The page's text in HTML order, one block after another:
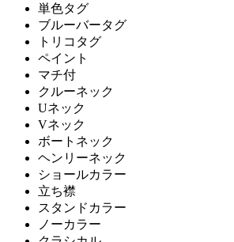
単色タグ
ブルーバータグ
トリコタグ
ペイント
マチ付
クルーネック
Uネック
Vネック
ボートネック
ヘンリーネック
ショールカラー
立ち襟
スタンドカラー
ノーカラー